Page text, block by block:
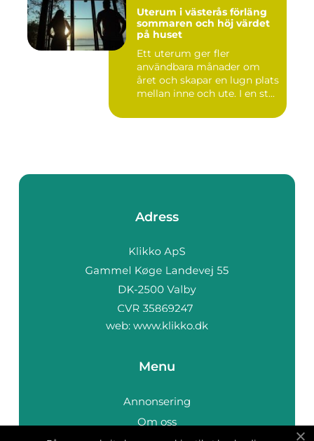
Uterum i västerås förläng
sommaren och höj värdet
på huset
Ett uterum ger fler
användbara månader om
året och skapar en lugn plats
mellan inne och ute. I en st...
Adress
web: www.klikko.dk
Menu
Annonsering
Om oss